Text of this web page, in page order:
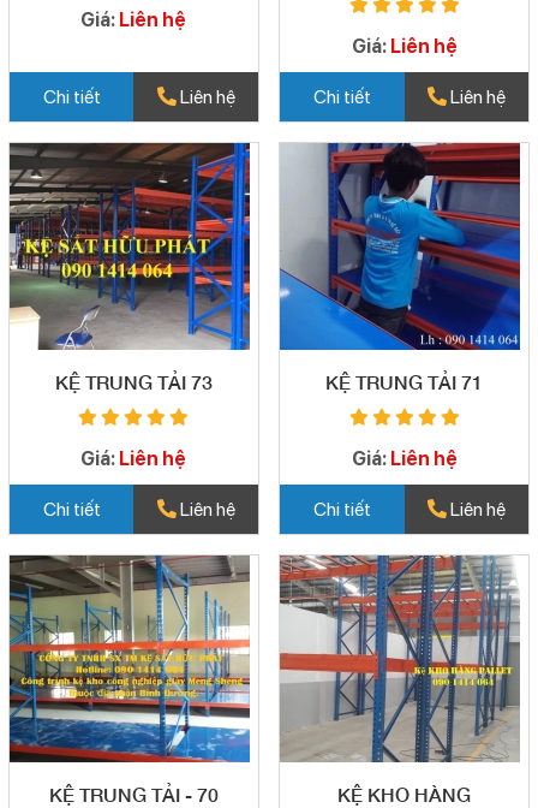
Giá: Liên hệ
Chi tiết Liên hệ
Giá: Liên hệ
Chi tiết Liên hệ
KỆ TRUNG TẢI 73
Giá: Liên hệ
Chi tiết Liên hệ
KỆ TRUNG TẢI 71
Giá: Liên hệ
Chi tiết Liên hệ
KỆ TRUNG TẢI - 70
KỆ KHO HÀNG